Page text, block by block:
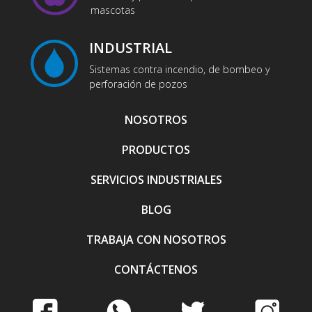
mascotas
INDUSTRIAL
Sistemas contra incendio, de bombeo y
perforación de pozos
NOSOTROS
PRODUCTOS
SERVICIOS INDUSTRIALES
BLOG
TRABAJA CON NOSOTROS
CONTÁCTENOS